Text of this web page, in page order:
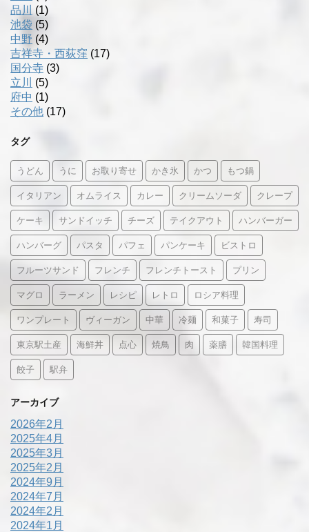
品川
(1)
池袋 (5)
中野 (4)
吉祥寺・西荻窪 (17)
国分寺 (3)
立川
(5)
府中 (1)
その他 (17)
タグ
うどん うに お取り寄せ かき氷 かつ もつ鍋
イタリアン オムライス カレー クリームソーダ クレープ
ケーキ サンドイッチ チーズ テイクアウト ハンバーガー
ハンバーグ パスタ パフェ パンケーキ ビストロ
フルーツサンド フレンチ フレンチトースト プリン
マグロ ラーメン レシピ レトロ ロシア料理
ワンプレート ヴィーガン 中華 冷麺 和菓子 寿司
東京駅土産 海鮮丼 点心 焼鳥 肉 薬膳 韓国料理
餃子 駅弁
アーカイブ
2026年2月
2025年4月
2025年3月
2025年2月
2024年9月
2024年7月
2024年2月
2024年1月